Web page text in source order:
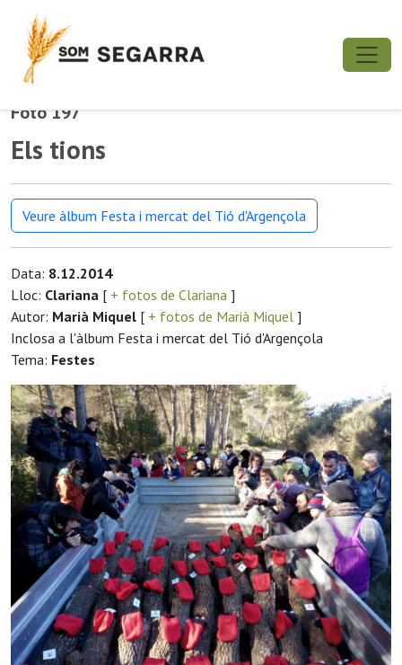
Foto 197
Els tions
Veure àlbum Festa i mercat del Tió d'Argençola
Data: 8.12.2014
Lloc: Clariana [ + fotos de Clariana ]
Autor: Marià Miquel [ + fotos de Marià Miquel ]
Inclosa a l'àlbum Festa i mercat del Tió d'Argençola
Tema: Festes